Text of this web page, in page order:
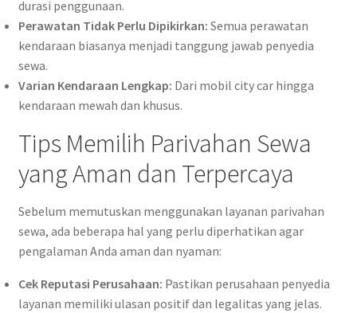
durasi penggunaan.
Perawatan Tidak Perlu Dipikirkan: Semua perawatan
kendaraan biasanya menjadi tanggung jawab penyedia
sewa.
Varian Kendaraan Lengkap: Dari mobil city car hingga
kendaraan mewah dan khusus.
Tips Memilih Parivahan Sewa
yang Aman dan Terpercaya
Sebelum memutuskan menggunakan layanan parivahan
sewa, ada beberapa hal yang perlu diperhatikan agar
pengalaman Anda aman dan nyaman:
Cek Reputasi Perusahaan: Pastikan perusahaan penyedia
layanan memiliki ulasan positif dan legalitas yang jelas.